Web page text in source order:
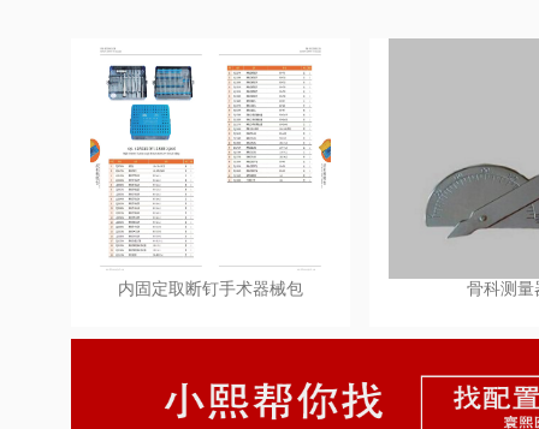
内固定取断钉手术器械包 骨科测量